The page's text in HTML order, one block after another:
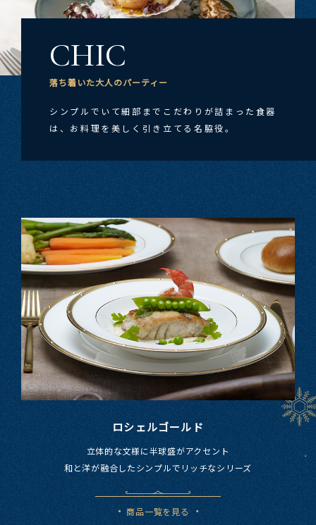
CHIC
落ち着いた​大人の​パーティー
シンプルで​いて​細部まで​こだわりが​詰まった​食器
は、​お料理を​美しく​引 き立てる​名脇役。
ロシェルゴールド
立体的な​文様に​半球盛が​アクセント
和と​洋が​融合した​シンプルで​リッチな​シリーズ
商品一覧を見る